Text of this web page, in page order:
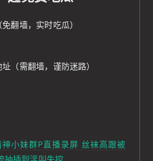
翻墙，实时吃瓜）
（需翻墙，谨防迷路）
小妹群P直播录屏 丝袜高跟被
抽插到淫叫失控